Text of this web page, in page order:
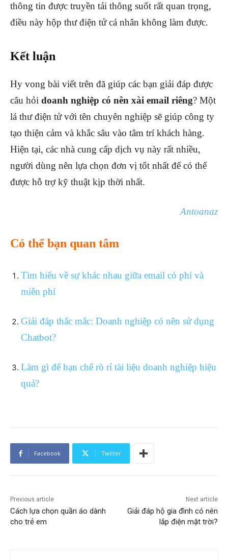
thông tin được truyền tải thông suốt rất quan trọng,
điều này hộp thư điện tử cá nhân không làm được.
Kết luận
Hy vong bài viết trên đã giúp các bạn giải đáp được
câu hỏi doanh nghiệp có nên xài email riêng? Một
lá thư điện tử với tên chuyên nghiệp sẽ giúp công ty
tạo thiện cảm và khắc sâu vào tâm trí khách hàng.
Hiện tại, các nhà cung cấp dịch vụ này rất nhiều,
người dùng nên lựa chọn đơn vị tốt nhất để có thể
được hỗ trợ kỹ thuật kịp thời nhất.
Antoanaz
Có thể bạn quan tâm
Tìm hiểu về sự khác nhau giữa email có phí và
miễn phí
Giải đáp thắc mắc: Doanh nghiệp có nên sử dụng
Chatbot?
Làm gì để hạn chế rò rỉ tài liệu doanh nghiệp hiệu
quả?
Facebook Twitter
Previous article
Cách lựa chọn quần áo dành
cho trẻ em
Next article
Giải đáp hộ gia đình có nên
lắp điện mặt trời?